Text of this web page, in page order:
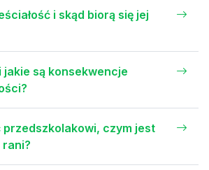
i skąd biorą się jej
są konsekwencje
przedszkolakowi, czym jest